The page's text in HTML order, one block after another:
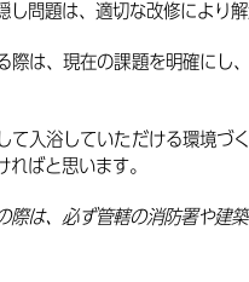
し問題は、適切な改修により
際は、現在の課題を明確にし
て入浴していただける環境づ
ればと思います。
際は、必ず管轄の消防署や建